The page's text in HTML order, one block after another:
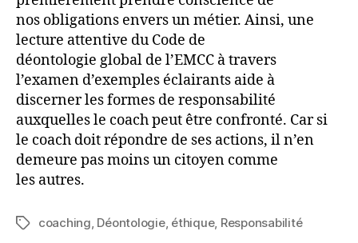
nos obligations envers un métier. Ainsi, une
lecture attentive du Code de
déontologie global de l’EMCC à travers
l’examen d’exemples éclairants aide à
discerner les formes de responsabilité
auxquelles le coach peut être confronté. Car si
le coach doit répondre de ses actions, il n’en
demeure pas moins un citoyen comme
les autres.
Étiquettes
coaching, Déontologie, éthique, Responsabilité